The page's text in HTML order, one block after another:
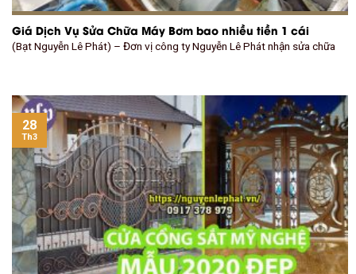
Giá Dịch Vụ Sửa Chữa Máy Bơm bao nhiều tiền 1 cái
(Bạt Nguyễn Lê Phát) – Đơn vị công ty Nguyễn Lê Phát nhận sửa chữa
28
Th3